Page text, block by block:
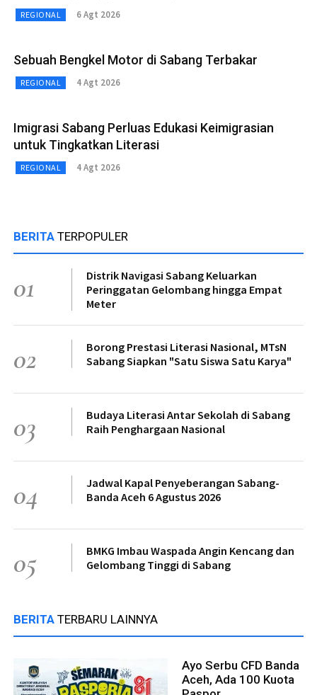
REGIONAL 6 Agt 2026
Sebuah Bengkel Motor di Sabang Terbakar
REGIONAL 4 Agt 2026
Imigrasi Sabang Perluas Edukasi Keimigrasian
untuk Tingkatkan Literasi
REGIONAL 4 Agt 2026
BERITA TERPOPULER
01
Distrik Navigasi Sabang Keluarkan
Peringgatan Gelombang hingga Empat
Meter
02
Borong Prestasi Literasi Nasional, MTsN
Sabang Siapkan "Satu Siswa Satu Karya"
03
Budaya Literasi Antar Sekolah di Sabang
Raih Penghargaan Nasional
04
Jadwal Kapal Penyeberangan Sabang-
Banda Aceh 6 Agustus 2026
05
BMKG Imbau Waspada Angin Kencang dan
Gelombang Tinggi di Sabang
BERITA TERBARU LAINNYA
Ayo Serbu CFD Banda
Aceh, Ada 100 Kuota